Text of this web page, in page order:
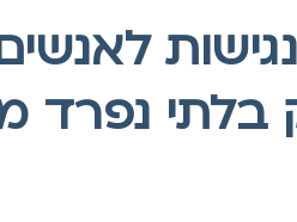
בלתי נפרד